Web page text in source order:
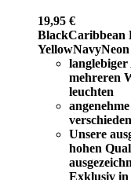
19,95 €
BlackCaribbean
YellowNavy
langlebiger
mehreren
leuchten
Unsere
hohen
Exklusiv in